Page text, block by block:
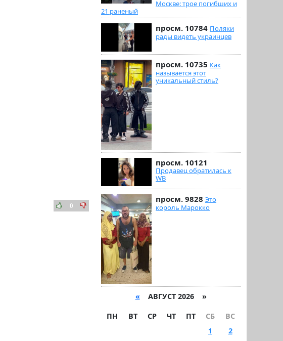
Москве: трое погибших и
21 раненый
просм. 10784 Поляки
рады видеть украинцев
просм. 10735 Как
называется этот
уникальный стиль?
просм. 10121
Продавец обратилась к
WB
просм. 9828 Это
король Марокко
« АВГУСТ 2026 »
ПН ВТ СР ЧТ ПТ СБ
ВС
1
2
0